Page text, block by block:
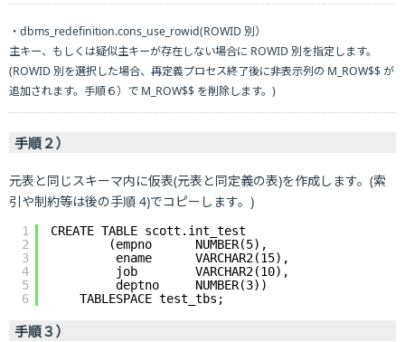
・dbms_redefinition.cons_use_rowid(ROWID 別）
主キー、もしくは疑似主キーが存在しない場合に ROWID 別を指定します。
(ROWID 別を選択した場合、再定義プロセス終了後に非表示列の M_ROW$$ が
追加されます。手順６）で M_ROW$$ を削除します。)
手順２）
元表と同じスキーマ内に仮表(元表と同定義の表)を作成します。(索
引や制約等は後の手順 4)でコピーします。)
1
2
3
4
5
6
CREATE TABLE scott.int_test
(empno      NUMBER(5),
ename      VARCHAR2(15),
job        VARCHAR2(10),
deptno     NUMBER(3))
TABLESPACE test_tbs;
手順３）